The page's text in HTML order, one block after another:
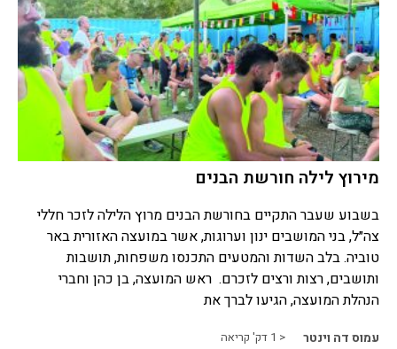
מירוץ לילה חורשת הבנים
בשבוע שעבר התקיים בחורשת הבנים מרוץ הלילה לזכר חללי
צה״ל, בני המושבים ינון וערוגות, אשר במועצה האזורית באר
טוביה. בלב השדות והמטעים התכנסו משפחות, תושבות
ותושבים, רצות ורצים לזכרם. ראש המועצה, בן כהן וחברי
הנהלת המועצה, הגיעו לברך את
עמוס דה וינטר < 1 דק' קריאה